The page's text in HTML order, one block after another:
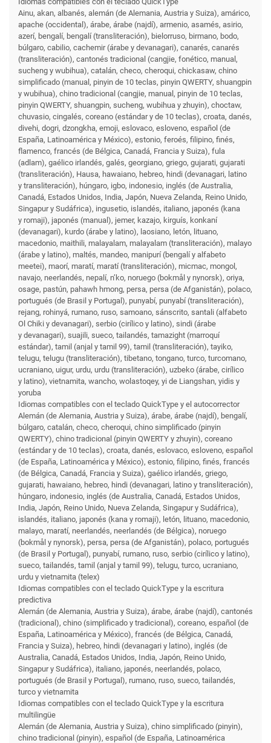
Ainu, akan, albanés, alemán (de Alemania, Austria y Suiza), amárico,
apache (occidental), árabe, árabe (najdí), armenio, asamés, asirio,
azerí, bengalí, bengalí (transliteración), bielorruso, birmano, bodo,
búlgaro, cabilio, cachemir (árabe y devanagari), canarés, canarés
(transliteración), cantonés tradicional (cangjie, fonético, manual,
sucheng y wubihua), catalán, checo, cheroqui, chickasaw, chino
simplificado (manual, pinyin de 10 teclas, pinyin QWERTY, shuangpin
y wubihua), chino tradicional (cangjie, manual, pinyin de 10 teclas,
pinyin QWERTY, shuangpin, sucheng, wubihua y zhuyin), choctaw,
chuvasio, cingalés, coreano (estándar y de 10 teclas), croata, danés,
divehi, dogri, dzongkha, emoji, eslovaco, esloveno, español (de
España, Latinoamérica y México), estonio, feroés, filipino, finés,
flamenco, francés (de Bélgica, Canadá, Francia y Suiza), fula
(adlam), gaélico irlandés, galés, georgiano, griego, gujarati, gujarati
(transliteración), Hausa, hawaiano, hebreo, hindi (devanagari, latino
y transliteración), húngaro, igbo, indonesio, inglés (de Australia,
Canadá, Estados Unidos, India, Japón, Nueva Zelanda, Reino Unido,
Singapur y Sudáfrica), ingusetio, islandés, italiano, japonés (kana
y romaji), japonés (manual), jemer, kazajo, kirguís, konkaní
(devanagari), kurdo (árabe y latino), laosiano, letón, lituano,
macedonio, maithili, malayalam, malayalam (transliteración), malayo
(árabe y latino), maltés, mandeo, manipurí (bengalí y alfabeto
meetei), maorí, maratí, maratí (transliteración), micmac, mongol,
navajo, neerlandés, nepalí, n’ko, noruego (bokmål y nynorsk), oriya,
osage, pastún, pahawh hmong, persa, persa (de Afganistán), polaco,
portugués (de Brasil y Portugal), punyabí, punyabí (transliteración),
rejang, rohinyá, rumano, ruso, samoano, sánscrito, santali (alfabeto
Ol Chiki y devanagari), serbio (cirílico y latino), sindi (árabe
y devanagari), suajili, sueco, tailandés, tamazight (marroquí
estándar), tamil (anjal y tamil 99), tamil (transliteración), tayiko,
telugu, telugu (transliteración), tibetano, tongano, turco, turcomano,
ucraniano, uigur, urdu, urdu (transliteración), uzbeko (árabe, cirílico
y latino), vietnamita, wancho, wolastoqey, yi de Liangshan, yidis y
yoruba
Idiomas compatibles con el teclado QuickType y el autocorrector
Alemán (de Alemania, Austria y Suiza), árabe, árabe (najdí), bengalí,
búlgaro, catalán, checo, cheroqui, chino simplificado (pinyin
QWERTY), chino tradicional (pinyin QWERTY y zhuyin), coreano
(estándar y de 10 teclas), croata, danés, eslovaco, esloveno, español
(de España, Latinoamérica y México), estonio, filipino, finés, francés
(de Bélgica, Canadá, Francia y Suiza), gaélico irlandés, griego,
gujarati, hawaiano, hebreo, hindi (devanagari, latino y transliteración),
húngaro, indonesio, inglés (de Australia, Canadá, Estados Unidos,
India, Japón, Reino Unido, Nueva Zelanda, Singapur y Sudáfrica),
islandés, italiano, japonés (kana y romaji), letón, lituano, macedonio,
malayo, maratí, neerlandés, neerlandés (de Bélgica), noruego
(bokmål y nynorsk), persa, persa (de Afganistán), polaco, portugués
(de Brasil y Portugal), punyabí, rumano, ruso, serbio (cirílico y latino),
sueco, tailandés, tamil (anjal y tamil 99), telugu, turco, ucraniano,
urdu y vietnamita (telex)
Idiomas compatibles con el teclado QuickType y la escritura
predictiva
Alemán (de Alemania, Austria y Suiza), árabe, árabe (najdí), cantonés
(tradicional), chino (simplificado y tradicional), coreano, español (de
España, Latinoamérica y México), francés (de Bélgica, Canadá,
Francia y Suiza), hebreo, hindi (devanagari y latino), inglés (de
Australia, Canadá, Estados Unidos, India, Japón, Reino Unido,
Singapur y Sudáfrica), italiano, japonés, neerlandés, polaco,
portugués (de Brasil y Portugal), rumano, ruso, sueco, tailandés,
turco y vietnamita
Idiomas compatibles con el teclado QuickType y la escritura
multilingüe
Alemán (de Alemania, Austria y Suiza), chino simplificado (pinyin),
chino tradicional (pinyin), español (de España, Latinoamérica